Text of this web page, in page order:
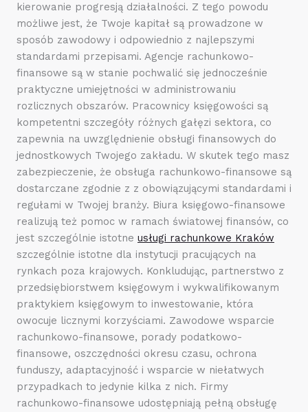
kierowanie progresją działalności. Z tego powodu
możliwe jest, że Twoje kapitał są prowadzone w
sposób zawodowy i odpowiednio z najlepszymi
standardami przepisami. Agencje rachunkowo-
finansowe są w stanie pochwalić się jednocześnie
praktyczne umiejętności w administrowaniu
rozlicznych obszarów. Pracownicy księgowości są
kompetentni szczegóły różnych gałęzi sektora, co
zapewnia na uwzględnienie obsługi finansowych do
jednostkowych Twojego zakładu. W skutek tego masz
zabezpieczenie, że obsługa rachunkowo-finansowe są
dostarczane zgodnie z z obowiązującymi standardami i
regułami w Twojej branży. Biura księgowo-finansowe
realizują też pomoc w ramach światowej finansów, co
jest szczególnie istotne usługi rachunkowe Kraków
szczególnie istotne dla instytucji pracujących na
rynkach poza krajowych. Konkludując, partnerstwo z
przedsiębiorstwem księgowym i wykwalifikowanym
praktykiem księgowym to inwestowanie, która
owocuje licznymi korzyściami. Zawodowe wsparcie
rachunkowo-finansowe, porady podatkowo-
finansowe, oszczędności okresu czasu, ochrona
funduszy, adaptacyjność i wsparcie w niełatwych
przypadkach to jedynie kilka z nich. Firmy
rachunkowo-finansowe udostępniają pełną obsługę